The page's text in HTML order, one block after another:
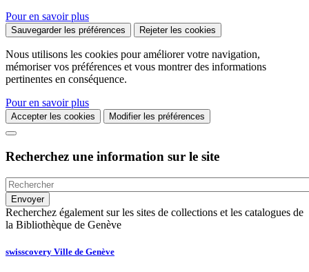
Pour en savoir plus
Sauvegarder les préférences Rejeter les cookies
Nous utilisons les cookies pour améliorer votre navigation,
mémoriser vos préférences et vous montrer des informations
pertinentes en conséquence.
Pour en savoir plus
Accepter les cookies Modifier les préférences
Recherchez une information sur le site
Recherchez également sur les sites de collections et les catalogues de
la Bibliothèque de Genève
swisscovery Ville de Genève